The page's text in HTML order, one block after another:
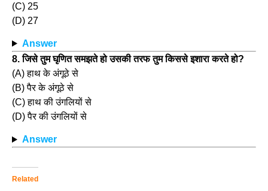
(C) 25
(D) 27
Answer
8. जिसे तुम घृणित समझते हो उसकी तरफ तुम किससे इशारा करते हो?
(A) हाथ के अंगूठे से
(B) पैर के अंगूठे से
(C) हाथ की उंगलियों से
(D) पैर की उंगलियों से
Answer
Related